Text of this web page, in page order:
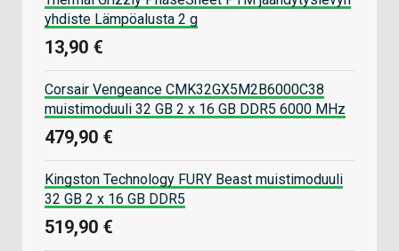
yhdiste Lämpöalusta 2 g
13,90 €
Corsair Vengeance CMK32GX5M2B6000C38
muistimoduuli 32 GB 2 x 16 GB DDR5 6000 MHz
479,90 €
Kingston Technology FURY Beast muistimoduuli
32 GB 2 x 16 GB DDR5
519,90 €